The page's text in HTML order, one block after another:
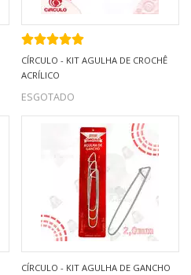
CÍRCULO - KIT AGULHA DE CROCHÊ
ACRÍLICO
ESGOTADO
CÍRCULO - KIT AGULHA DE GANCHO